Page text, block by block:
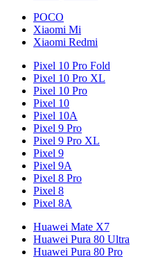
POCO
Xiaomi Mi
Xiaomi Redmi
Pixel 10 Pro Fold
Pixel 10 Pro XL
Pixel 10 Pro
Pixel 10
Pixel 10A
Pixel 9 Pro
Pixel 9 Pro XL
Pixel 9
Pixel 9A
Pixel 8 Pro
Pixel 8
Pixel 8A
Huawei Mate X7
Huawei Pura 80 Ultra
Huawei Pura 80 Pro